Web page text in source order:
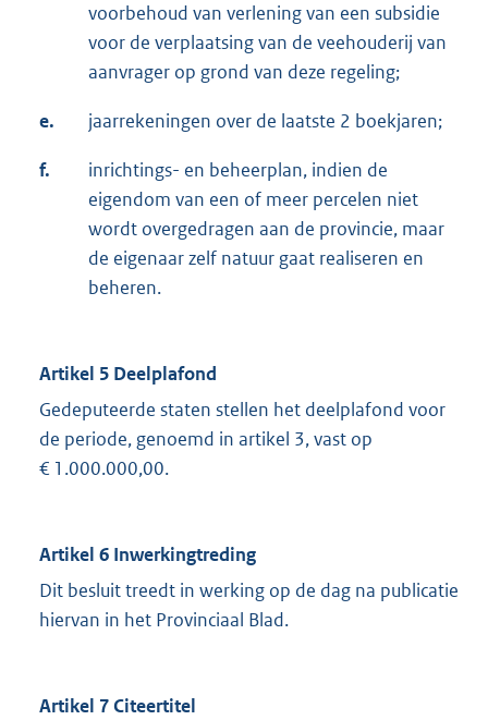
voorbehoud van verlening van een subsidie
voor de verplaatsing van de veehouderij van
aanvrager op grond van deze regeling;
e. jaarrekeningen over de laatste 2 boekjaren;
f.
inrichtings- en beheerplan, indien de
eigendom van een of meer percelen niet
wordt overgedragen aan de provincie, maar
de eigenaar zelf natuur gaat realiseren en
beheren.
Artikel 5 Deelplafond
Gedeputeerde staten stellen het deelplafond voor
de periode, genoemd in artikel 3, vast op
€ 1.000.000,00.
Artikel 6 Inwerkingtreding
Dit besluit treedt in werking op de dag na publicatie
hiervan in het Provinciaal Blad.
Artikel 7 Citeertitel